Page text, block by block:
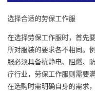
选择合适的劳保工作服
在选择劳保工作服时，首先
所对服装的要求各不相同。
服必须具备抗静电、阻燃、
疗行业，劳保工作服则需要
在选购时需明确自身的需求